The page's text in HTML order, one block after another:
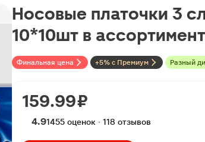
Финальная цена +5% с Премиум Разный
Носовые платочки 3
10*10шт в
159.99 ₽
4.91455 оценок · 118 отзывов